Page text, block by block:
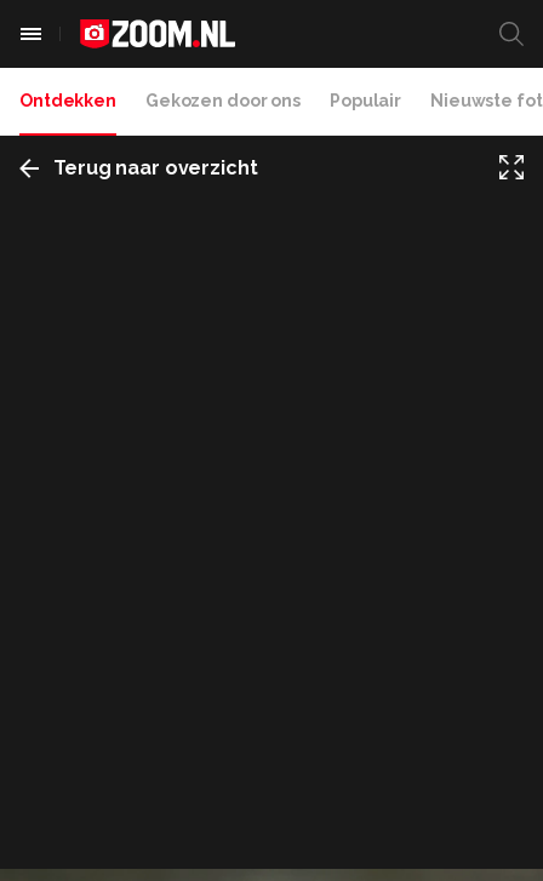
Ontdekken Gekozen door ons Populair Nieuwste
Terug naar overzicht